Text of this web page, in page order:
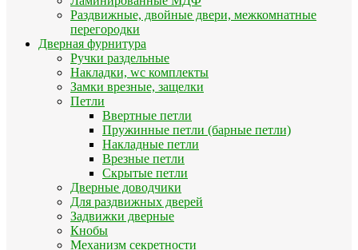
Раздвижные, двойные двери, межкомнатные
перегородки
Дверная фурнитура
Ручки раздельные
Накладки, wc комплекты
Замки врезные, защелки
Петли
Ввертные петли
Пружинные петли (барные петли)
Накладные петли
Врезные петли
Скрытые петли
Дверные доводчики
Для раздвижных дверей
Задвижки дверные
Кнобы
Механизм секретности